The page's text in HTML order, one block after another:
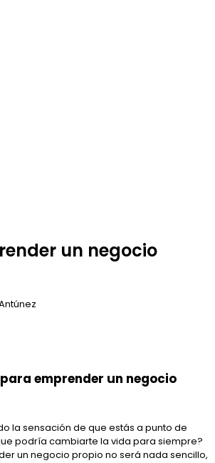
un negocio
emprender un negocio
la sensación de que estás a punto de
podría cambiarte la vida para siempre?
un negocio propio no será nada sencillo,